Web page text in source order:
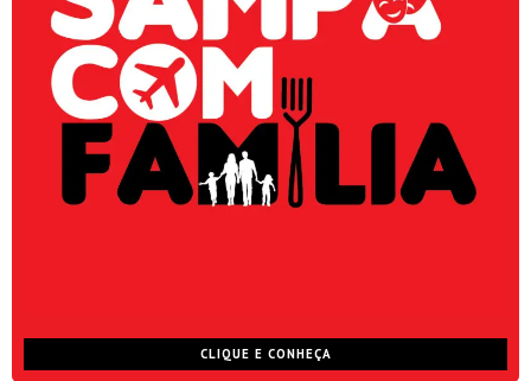
CLIQUE E CONHEÇA